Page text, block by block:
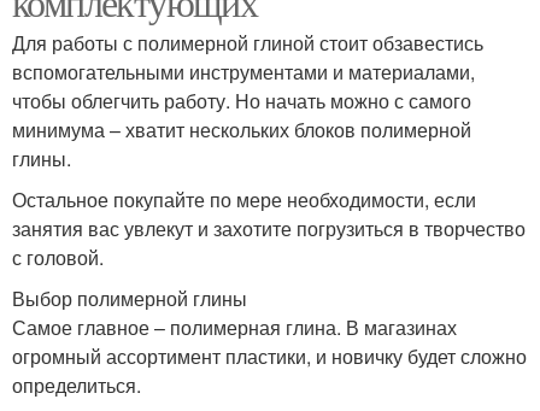
Для работы с полимерной глиной стоит обзавестись
вспомогательными инструментами и материалами,
чтобы облегчить работу. Но начать можно с самого
минимума – хватит нескольких блоков полимерной
глины.
Остальное покупайте по мере необходимости, если
занятия вас увлекут и захотите погрузиться в творчество
с головой.
Выбор полимерной глины
Самое главное – полимерная глина. В магазинах
огромный ассортимент пластики, и новичку будет сложно
определиться.